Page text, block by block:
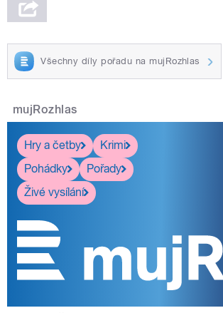
Všechny díly pořadu na mujRozhlas
mujRozhlas
Hry a četby
Krimi
Pohádky
Pořady
Živé vysílání